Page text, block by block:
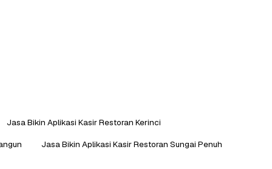
Jasa Bikin Aplikasi Kasir Restoran Kerinci
Jasa Bikin Aplikasi Kasir Restoran Sungai Penuh